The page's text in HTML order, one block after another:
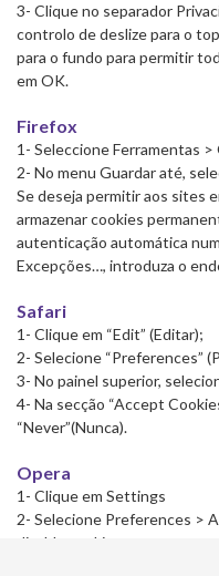
3- Clique no separador
controlo de deslize para o
para o fundo para permitir
em OK.
Firefox
1- Seleccione Ferramentas
2- No menu Guardar até,
Se deseja permitir aos sites
armazenar cookies
autenticação automática
Excepções…, introduza o
Safari
1- Clique em “Edit” (Editar);
2- Selecione “Preferences”
3- No painel superior,
4- Na secção “Accept
“Never”(Nunca).
Opera
1- Clique em Settings
2- Selecione Preferences >
disable cookies